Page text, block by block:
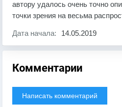
автору удалось очень точно
точки зрения на весьма
Дата начала: 14.05.2019
Комментарии
Написать комментарий